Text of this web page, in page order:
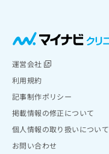
運営会社
利用規約
記事制作ポリシー
掲載情報の修正について
個人情報の取り扱いについて
お問い合わせ